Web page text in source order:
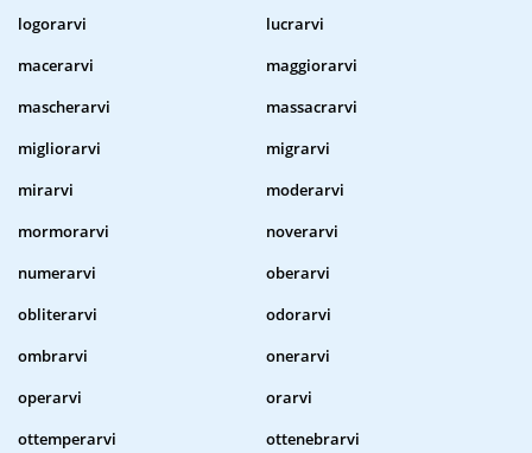
logorarvi
lucrarvi
macerarvi
maggiorarvi
mascherarvi
massacrarvi
migliorarvi
migrarvi
mirarvi
moderarvi
mormorarvi
noverarvi
numerarvi
oberarvi
obliterarvi
odorarvi
ombrarvi
onerarvi
operarvi
orarvi
ottemperarvi
ottenebrarvi